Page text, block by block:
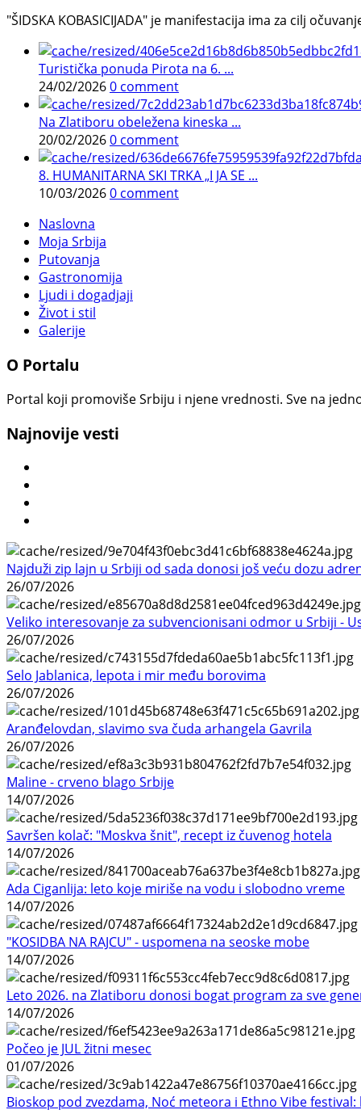
"ŠIDSKA KOBASICIJADA" je manifestacija ima za cilj
Turistička ponuda Pirota na 6. ...
24/02/20260 comment
Na Zlatiboru obeležena kineska ...
20/02/20260 comment
8. HUMANITARNA SKI TRKA „I JA SE ...
10/03/20260 comment
Naslovna
Moja Srbija
Putovanja
Gastronomija
Ljudi i dogadjaji
Život i stil
Galerije
O Portalu
Portal koji promoviše Srbiju i njene vrednosti. Sve na
Najnovije vesti
Najduži zip lajn u Srbiji od sada donosi još veću dozu
26/07/2026
Veliko interesovanje za subvencionisani odmor u Srbiji -
26/07/2026
Selo Jablanica, lepota i mir među borovima
26/07/2026
Aranđelovdan, slavimo sva čuda arhangela Gavrila
26/07/2026
Maline - crveno blago Srbije
14/07/2026
Savršen kolač: "Moskva šnit", recept iz čuvenog hotela
14/07/2026
Ada Ciganlija: leto koje miriše na vodu i slobodno vreme
14/07/2026
"KOSIDBA NA RAJCU" - uspomena na seoske mobe
14/07/2026
Leto 2026. na Zlatiboru donosi bogat program za sve
14/07/2026
Počeo je JUL žitni mesec
01/07/2026
Bioskop pod zvezdama, Noć meteora i Ethno Vibe